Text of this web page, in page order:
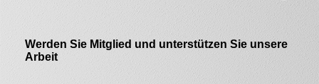
Werden Sie Mitglied und unterstützen Sie unsere
Arbeit